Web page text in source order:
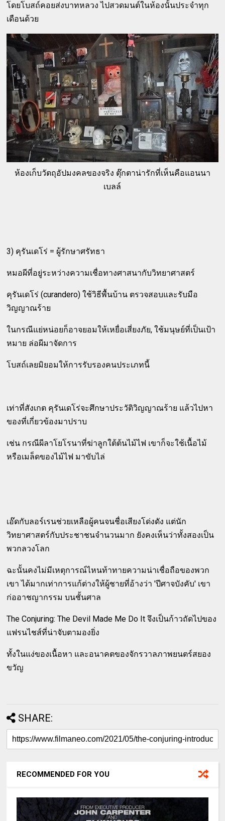
โดยโบสถ์คอยส่งบาทหลวง ไปสวดมนต์ในห้องนั้นประจำทุก
เดือนด้วย
ห้องเก็บวัตถุอัปมงคลของจริง ตุ๊กตาน่ารักที่เห็นคือแอนนา
เบลล์
3) คุรันเดโร่ = ผู้รักษาศรัทธา
หมอผีที่อยู่ระหว่างความเชื่อทางศาสนากับวิทยาศาสตร์
คุรันเดโร่ (curandero) ใช้วิธีพื้นบ้าน ตรวจสอบและรับมือ
วิญญาณร้าย
ในกรณีแย่หน่อยก็อาจยอมให้เหยื่อเสี่ยงภัย, ใช้มนุษย์ที่เป็นเป้า
หมาย ล่อผีมาจัดการ
โบสถ์เลยมิยอมให้การรับรองคนประเภทนี้
เท่าที่สังเกต คุรันเดโร่จะศึกษาประวัติวิญญาณร้าย แล้วไปหา
ของที่เกี่ยวข้องมาปราบ
เช่น กรณีผีลาโยโรนาที่ฆ่าลูกใต้ต้นไม้ไฟ เขาก็จะใช้เนื้อไม้
หรือเมล็ดของไม้ไฟ มาขับไล่
เอ๊ดกับลอร์เรนช่วยเหลือผู้คนจนชื่อเสียงโด่งดัง แต่นัก
วิทยาศาสตร์กับประชาชนจำนวนมาก ยังคงเห็นว่าทั้งสองเป็น
พวกลวงโลก
ฉะนั้นคงไม่มีเหตุการณ์ไหนท้าทายความน่าเชื่อถือของพวก
เขา ได้มากเท่าการแก้ต่างให้ผู้ชายที่อ้างว่า 'ปีศาจบังคับ' เขา
ก่ออาชญากรรม บนชั้นศาล
The Conjuring: The Devil Made Me Do It จึงเป็นก้าวถัดไปของ
แฟรนไชส์ที่น่าจับตามองยิ่ง
ทั้งในแง่ของเนื้อหา และอนาคตของจักรวาลภาพยนตร์สยอง
ขวัญ
SHARE:
RECOMMENDED FOR YOU